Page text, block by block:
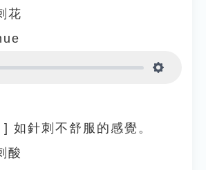
花
] 如針刺不舒服的感覺。
酸